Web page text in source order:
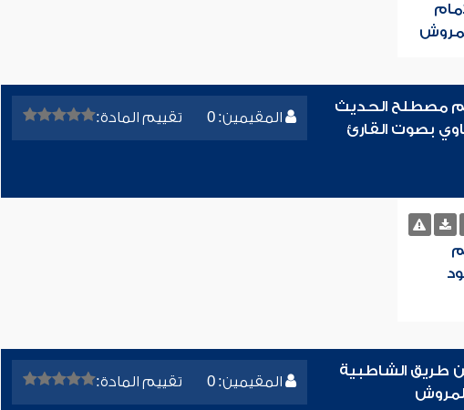
المقيمين: 0 تقييم المادة:
مصطلح الحديث
بصوت القارئ
المقيمين: 0 تقييم المادة:
طريق الشاطبية